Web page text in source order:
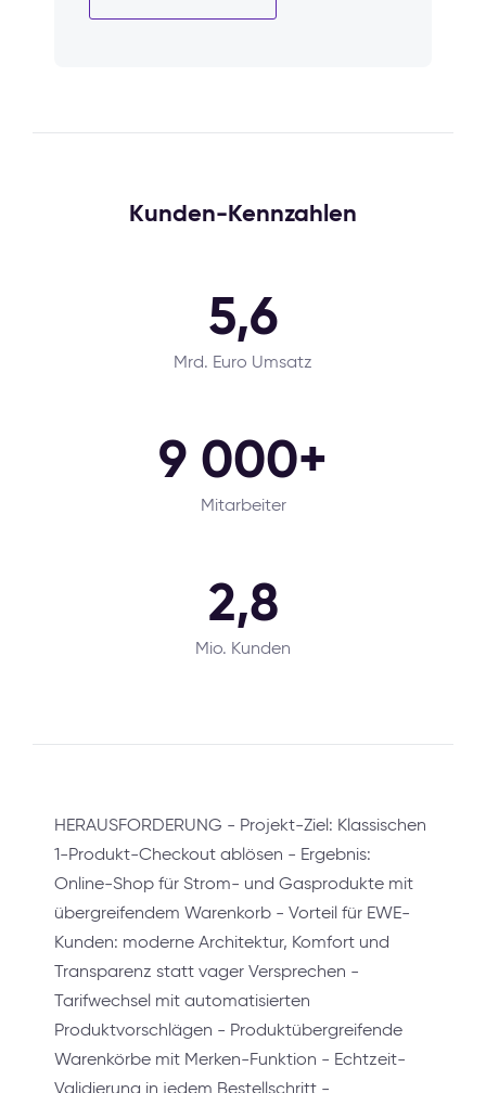
Kunden-Kennzahlen
5,6
Mrd. Euro Umsatz
9 000+
Mitarbeiter
2,8
Mio. Kunden
HERAUSFORDERUNG - Projekt-Ziel: Klassischen
1-Produkt-Checkout ablösen - Ergebnis:
Online-Shop für Strom- und Gasprodukte mit
übergreifendem Warenkorb - Vorteil für EWE-
Kunden: moderne Architektur, Komfort und
Transparenz statt vager Versprechen -
Tarifwechsel mit automatisierten
Produktvorschlägen - Produktübergreifende
Warenkörbe mit Merken-Funktion - Echtzeit-
Validierung in jedem Bestellschritt -